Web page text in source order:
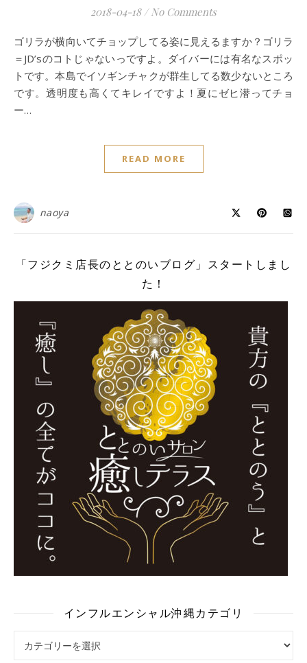
2018-04-18 / No Comments
ゴリラが横向いてチョップしてる姿に見えるますか？ゴリラ
＝JD’sのコトじゃないっですよ。ダイバーには有名なスポッ
トです。本島でイソギンチャクが群生してる数少ないところ
です。透明度も高くてキレイですよ！夏にゼヒ潜ってチョ
ー…
READ MORE
naoya
「フジクミ店長のととのいブログ」スタートしまし
た！
インフルエンシャル沖縄カテゴリ